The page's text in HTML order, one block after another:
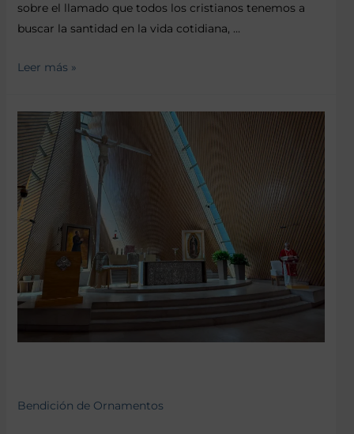
sobre el llamado que todos los cristianos tenemos a
buscar la santidad en la vida cotidiana, …
Leer más »
Bendición de Ornamentos